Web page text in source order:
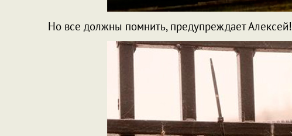
Но все должны помнить, предупреждает Алексей!